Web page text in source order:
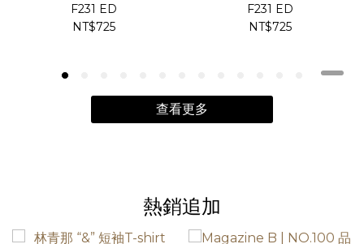
F231 ED
NT$725
F231 ED
NT$725
查看更多
熱銷追加